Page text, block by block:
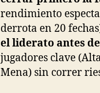
rendimiento
derrota en 20
el liderato antes
jugadores clave
Mena) sin correr